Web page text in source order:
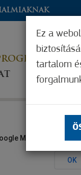
Maps correctly.
OK
Ez a
tartalom